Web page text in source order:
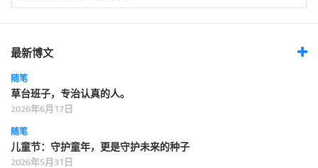
友情链接
最新博文
随笔
草台班子，专治认真的人。
2026年6月17日
随笔
儿童节：守护童年，更是守护未来的种子
2026年5月31日